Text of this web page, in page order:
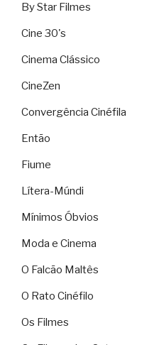
By Star Filmes
Cine 30's
Cinema Clássico
CineZen
Convergência Cinéfila
Então
Fiume
Lítera-Múndi
Mínimos Óbvios
Moda e Cinema
O Falcão Maltês
O Rato Cinéfilo
Os Filmes